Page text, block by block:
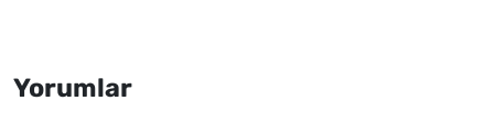
Yorumlar